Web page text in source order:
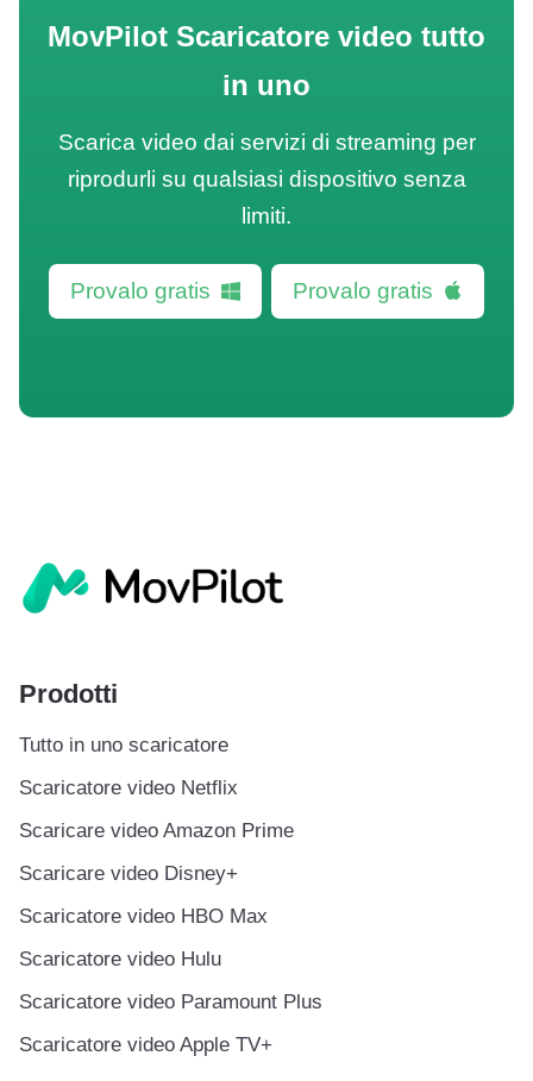
MovPilot Scaricatore video tutto
in uno
Scarica video dai servizi di streaming per
riprodurli su qualsiasi dispositivo senza
limiti.
Provalo gratis Provalo gratis
Prodotti
Tutto in uno scaricatore
Scaricatore video Netflix
Scaricare video Amazon Prime
Scaricare video Disney+
Scaricatore video HBO Max
Scaricatore video Hulu
Scaricatore video Paramount Plus
Scaricatore video Apple TV+